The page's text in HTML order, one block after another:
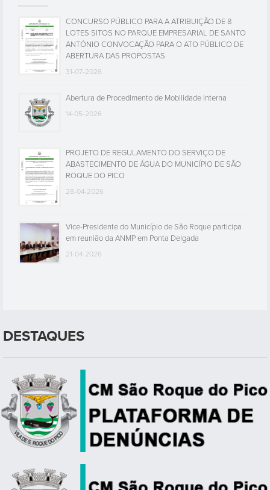
CONCURSO PÚBLICO PARA A ATRIBUIÇÃO DE 8
LOTES SITOS NO PARQUE EMPRESARIAL DE SANTO
ANTÓNIO CONVOCAÇÃO PARA O ATO PÚBLICO DE
ABERTURA DAS PROPOSTAS
31-07-2026
Abertura de Procedimento de Mobilidade Interna
14-05-2026
PROJETO DE REGULAMENTO DO SERVIÇO DE
ABASTECIMENTO DE ÁGUA DO MUNICÍPIO DE SÃO
ROQUE DO PICO
28-04-2026
Vice-Presidente do Município de São Roque participa
em reunião da ANMP em Ponta Delgada
21-04-2026
DESTAQUES